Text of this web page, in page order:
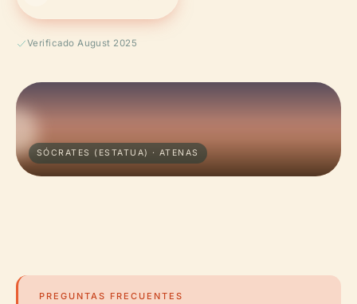
Verificado August 2025
SÓCRATES (ESTATUA) · ATENAS
PREGUNTAS FRECUENTES